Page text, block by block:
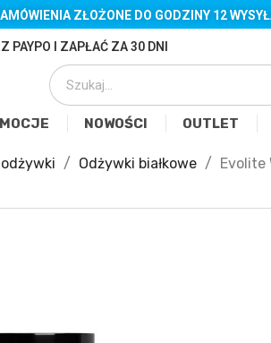
ZŁOŻONE DO GODZINY 12
PAYPO I ZAPŁAĆ ZA 30 DNI
NOWOŚCI OUTLET
Odżywki białkowe Evolite